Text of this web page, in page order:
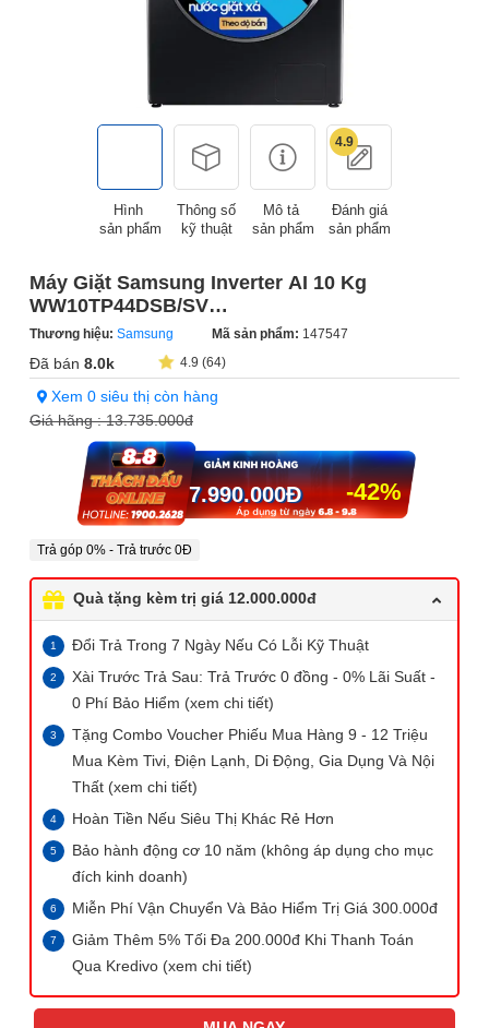
Hình
sản phẩm
Thông số
kỹ thuật
Mô tả
sản phẩm
4.9
Đánh giá
sản phẩm
Máy Giặt Samsung Inverter AI 10 Kg
WW10TP44DSB/SV
(Sản phẩm trưng bày)
Thương hiệu: Samsung Mã sản phẩm: 147547
Đã bán 8.0k 4.9 (64)
Xem 0 siêu thị còn hàng
Giá hãng :13.735.000đ
-42%
7.990.000Đ
Trả góp 0% - Trả trước 0Đ
Quà tặng kèm trị giá 12.000.000đ
Đổi Trả Trong 7 Ngày Nếu Có Lỗi Kỹ Thuật
Xài Trước Trả Sau: Trả Trước 0 đồng - 0% Lãi Suất -
0 Phí Bảo Hiểm (xem chi tiết)
Tặng Combo Voucher Phiếu Mua Hàng 9 - 12 Triệu
Mua Kèm Tivi, Điện Lạnh, Di Động, Gia Dụng Và Nội
Thất (xem chi tiết)
Hoàn Tiền Nếu Siêu Thị Khác Rẻ Hơn
Bảo hành động cơ 10 năm (không áp dụng cho mục
đích kinh doanh)
Miễn Phí Vận Chuyển Và Bảo Hiểm Trị Giá 300.000đ
Giảm Thêm 5% Tối Đa 200.000đ Khi Thanh Toán
Qua Kredivo (xem chi tiết)